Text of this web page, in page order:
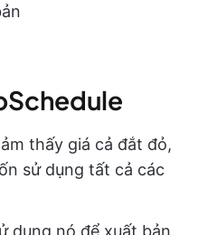
thấy giá cả đắt đỏ,
sử dụng tất cả các
dụng nó để xuất bản